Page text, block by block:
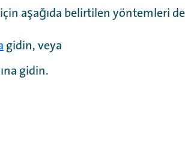
aşağıda belirtilen yöntemleri
gidin, veya
gidin.